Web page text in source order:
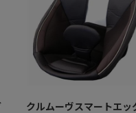
クルムーヴスマートエッ